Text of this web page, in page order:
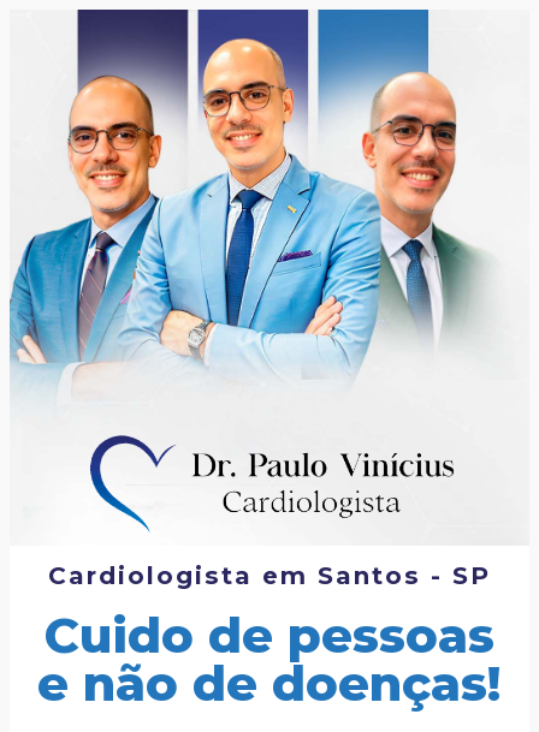
Cardiologista em Santos - SP
Cuido de pessoas
e não de doenças!